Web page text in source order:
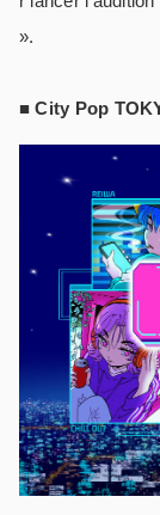
».
■ City Pop